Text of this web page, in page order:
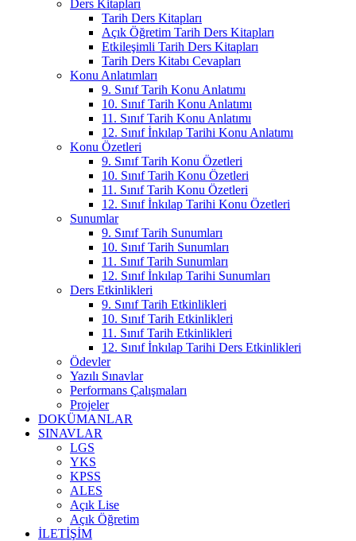
Ders Kitapları
Tarih Ders Kitapları
Açık Öğretim Tarih Ders Kitapları
Etkileşimli Tarih Ders Kitapları
Tarih Ders Kitabı Cevapları
Konu Anlatımları
9. Sınıf Tarih Konu Anlatımı
10. Sınıf Tarih Konu Anlatımı
11. Sınıf Tarih Konu Anlatımı
12. Sınıf İnkılap Tarihi Konu Anlatımı
Konu Özetleri
9. Sınıf Tarih Konu Özetleri
10. Sınıf Tarih Konu Özetleri
11. Sınıf Tarih Konu Özetleri
12. Sınıf İnkılap Tarihi Konu Özetleri
Sunumlar
9. Sınıf Tarih Sunumları
10. Sınıf Tarih Sunumları
11. Sınıf Tarih Sunumları
12. Sınıf İnkılap Tarihi Sunumları
Ders Etkinlikleri
9. Sınıf Tarih Etkinlikleri
10. Sınıf Tarih Etkinlikleri
11. Sınıf Tarih Etkinlikleri
12. Sınıf İnkılap Tarihi Ders Etkinlikleri
Ödevler
Yazılı Sınavlar
Performans Çalışmaları
Projeler
DOKÜMANLAR
SINAVLAR
LGS
YKS
KPSS
ALES
Açık Lise
Açık Öğretim
İLETIŞIM